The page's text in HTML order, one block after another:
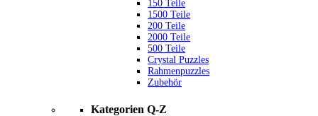
150 Teile
1500 Teile
200 Teile
2000 Teile
500 Teile
Crystal Puzzles
Rahmenpuzzles
Zubehör
Kategorien Q-Z